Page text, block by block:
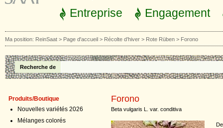
Entreprise Engagement
Ma position: ReinSaat > Page d'accueil > Récolte d’hiver > Rote Rüben > Forono
Recherche de
Produits/Boutique
Nouvelles variétés 2026
Mélanges colorés
Forono
Beta vulgaris L. var. conditiva